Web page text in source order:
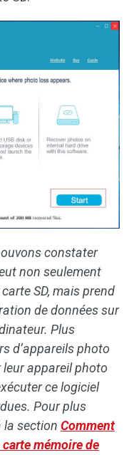
constater
non seulement
SD, mais prend
de données sur
Plus
d’appareils photo
appareil photo
ce logiciel
Pour plus
la section Comment
mémoire de